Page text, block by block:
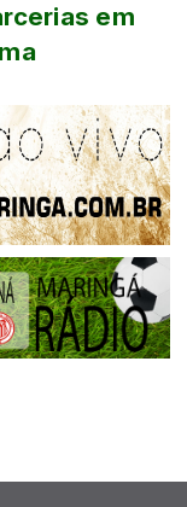
em